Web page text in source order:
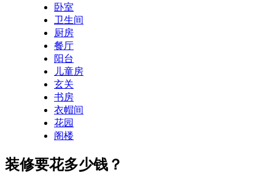
卧室
卫生间
厨房
餐厅
阳台
儿童房
玄关
书房
衣帽间
花园
阁楼
装修要花多少钱？